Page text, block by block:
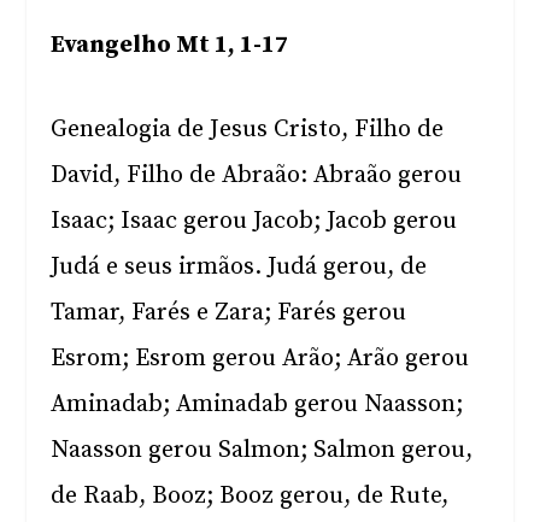
Evangelho Mt 1, 1-17
Genealogia de Jesus Cristo, Filho de
David, Filho de Abraão: Abraão gerou
Isaac; Isaac gerou Jacob; Jacob gerou
Judá e seus irmãos. Judá gerou, de
Tamar, Farés e Zara; Farés gerou
Esrom; Esrom gerou Arão; Arão gerou
Aminadab; Aminadab gerou Naasson;
Naasson gerou Salmon; Salmon gerou,
de Raab, Booz; Booz gerou, de Rute,